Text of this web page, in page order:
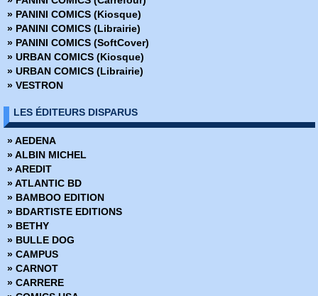
» Barnstormers
» Batman - Année 1
» Batman - Rire et mourir
» Batman - The Dark Knight
» Battle Chasers - Intégrale
» Battle Pope - Intégrale
» Battlebeast - Le Fauve de combat
» Bêtes de somme
» Big Guy
» Big man plans
» Birthright
» Black Hole
» Black Kiss
» Blacking Out
» Blade Runner 2019
» Blade Runner 2029
» Blood and Thunder
» Body Bags
» Bone
» Bone Hors Série
» PANINI COMICS (Kiosque)
» PANINI COMICS (Librairie)
» PANINI COMICS (SoftCover)
» URBAN COMICS (Kiosque)
» URBAN COMICS (Librairie)
» VESTRON
LES ÉDITEURS DISPARUS
» AEDENA
» ALBIN MICHEL
» AREDIT
» ATLANTIC BD
» BAMBOO EDITION
» BDARTISTE EDITIONS
» BETHY
» BULLE DOG
» CAMPUS
» CARNOT
» CARRERE